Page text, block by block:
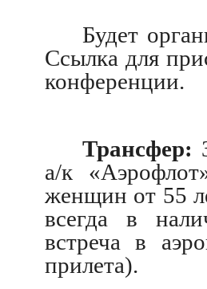
Будет
Ссылка для
конференции.
Трансфер:
а/к
женщин от 55
всегда в
встреча в
прилета).